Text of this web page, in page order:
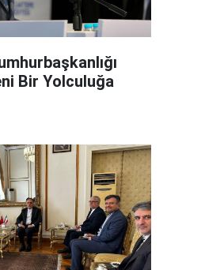
Bir Yolculuğa